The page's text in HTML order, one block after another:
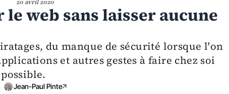
20 avril 2020
web sans laisser aucune
du manque de sécurité lorsque l'on
et autres gestes à faire chez soi
Jean-Paul Pinte